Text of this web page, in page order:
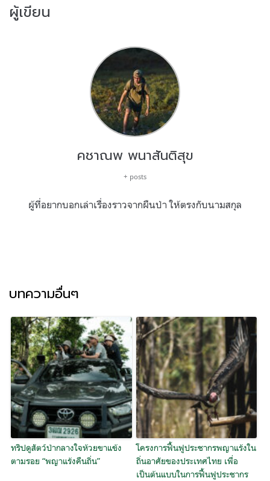
ผู้เขียน
คชาณพ พนาสันติสุข
+ posts
ผู้ที่อยากบอกเล่าเรื่องราวจากผืนป่า ให้ตรงกับนามสกุล
บทความอื่นๆ
ทริปดูสัตว์ป่ากลางใจห้วยขาแข้ง
ตามรอย “พญาแร้งคืนถิ่น”
โครงการฟื้นฟูประชากรพญาแร้งใน
ถิ่นอาศัยของประเทศไทย เพื่อ
เป็นต้นแบบในการฟื้นฟูประชากร